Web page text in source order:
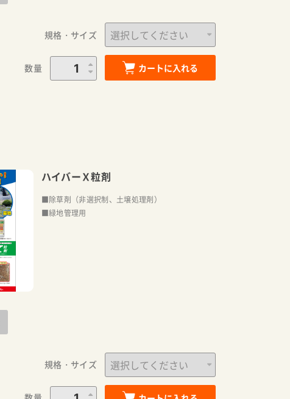
規格・サイズ
数量 カートに入れる
ハイバーＸ粒剤
■除草剤（非選択制、土壌処理剤）
■緑地管理用
規格・サイズ